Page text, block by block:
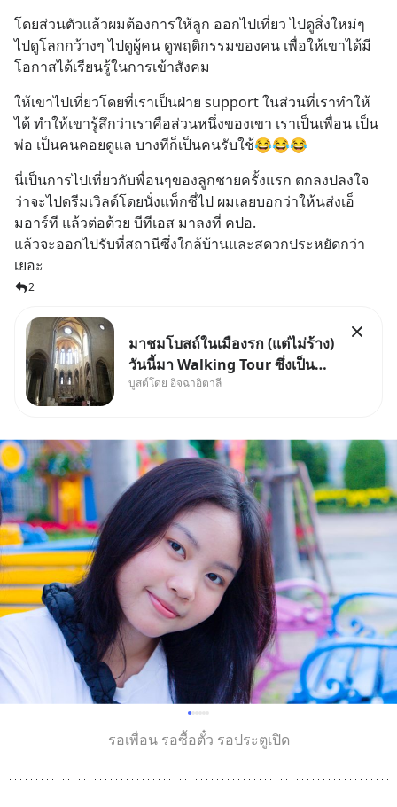
โดยส่วนตัวแล้วผมต้องการให้ลูก ออกไปเที่ยว ไปดูสิ่งใหม่ๆ
ไปดูโลกกว้างๆ ไปดูผู้คน ดูพฤติกรรมของคน เพื่อให้เขาได้มี
โอกาสได้เรียนรู้ในการเข้าสังคม
ให้เขาไปเที่ยวโดยที่เราเป็นฝ่าย support ในส่วนที่เราทำให้
ได้ ทำให้เขารู้สึกว่าเราคือส่วนหนึ่งของเขา เราเป็นเพื่อน เป็น
พ่อ เป็นคนคอยดูแล บางทีก็เป็นคนรับใช้😂😂😂
นี่เป็นการไปเที่ยวกับพื่อนๆของลูกชายครั้งแรก ตกลงปลงใจ
ว่าจะไปดรีมเวิลด์โดยนั่งแท็กซี่ไป ผมเลยบอกว่าให้นส่งเอ็
มอาร์ที แล้วต่อด้วย บีทีเอส มาลงที่ คปอ.
แล้วจะออกไปรับที่สถานีซึ่งใกล้บ้านและสดวกประหยัดกว่า
เยอะ
2
มาชมโบสถ์ในเมืองรก (แต่ไม่ร้าง)
วันนี้มา Walking Tour ซึ่งเป็น
กิจกรรมสุดแสนจะโปรดปรานของ
บูสต์โดย อิจฉาอิตาลี
รอเพื่อน รอซื้อตั๋ว รอประตูเปิด